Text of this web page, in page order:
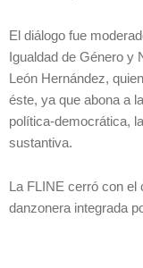
El diálogo fue
Igualdad de Género y
León Hernández,
éste, ya que abona a
política-democrática,
sustantiva.
La FLINE cerró con el
danzonera integrada